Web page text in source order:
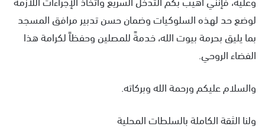
لوضع حد لهذه السلوكيات وضمان حسن تدبير مرافق المسجد
بما يليق بحرمة بيوت الله، خدمةً للمصلين وحفظاً لكرامة هذا
الفضاء الروحي.
والسلام عليكم ورحمة الله وبركاته.
ولنا الثقة الكاملة بالسلطات المحلية